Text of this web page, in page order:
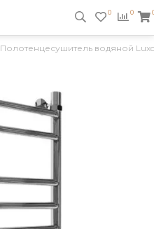
0 0
Полотенцесушитель водяной